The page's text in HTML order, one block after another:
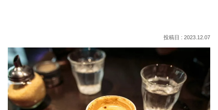
2023.12.07